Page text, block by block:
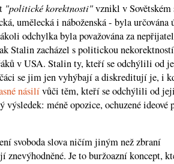
"politické korektnosti"vznikl v Sovětském
umělecká i náboženská - byla určována
odchylka byla považována za
Stalin zacházel s politickou
v USA. Stalin ty, kteří se odchýlili od
se jim jen vyhýbají a diskreditují je, i
násilívůči těm, kteří se odchýlili od
méně opozice, ochuzené ideové
svoboda slova ničím jiným než zbraní
Je to buržoazní koncept,